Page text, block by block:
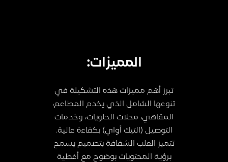
المميزات:
تبرز أهم مميزات هذه التشكيلة في
تنوعها الشامل الذي يخدم المطاعم،
المقاهي، محلات الحلويات، وخدمات
التوصيل (التيك أواي) بكفاءة عالية.
تتميز العلب الشفافة بتصميم يسمح
برؤية المحتويات بوضوح مع أغطية